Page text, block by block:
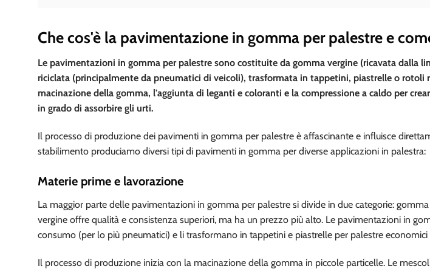
Che cos'è la pavimentazione in gomma per palestre e
Le pavimentazioni in gomma per palestre sono costituite da gomma vergine (ricavata dalla
riciclata (principalmente da pneumatici di veicoli), trasformata in tappetini, piastrelle o rotoli
macinazione della gomma, l'aggiunta di leganti e coloranti e la compressione a caldo per
in grado di assorbire gli urti.
Il processo di produzione dei pavimenti in gomma per palestre è affascinante e influisce
stabilimento produciamo diversi tipi di pavimenti in gomma per diverse applicazioni in palestra:
Materie prime e lavorazione
La maggior parte delle pavimentazioni in gomma per palestre si divide in due categorie:
vergine offre qualità e consistenza superiori, ma ha un prezzo più alto. Le pavimentazioni in
consumo (per lo più pneumatici) e li trasformano in tappetini e piastrelle per palestre economici
Il processo di produzione inizia con la macinazione della gomma in piccole particelle. Le